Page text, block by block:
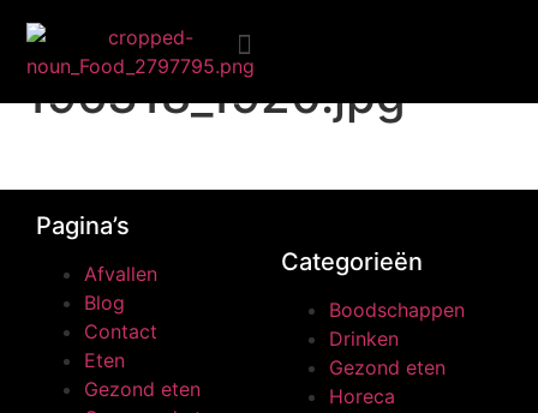
polar-bear-
196318_1920.jpg
Pagina’s
Afvallen
Blog
Contact
Eten
Gezond eten
Categorieën
Boodschappen
Drinken
Gezond eten
Horeca